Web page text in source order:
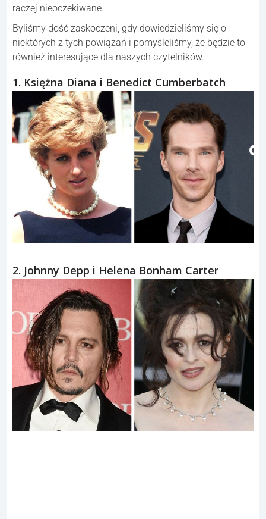
raczej nieoczekiwane.
Byliśmy dość zaskoczeni, gdy dowiedzieliśmy się o
niektórych z tych powiązań i pomyśleliśmy, że będzie to
również interesujące dla naszych czytelników.
1. Księżna Diana i Benedict Cumberbatch
2. Johnny Depp i Helena Bonham Carter